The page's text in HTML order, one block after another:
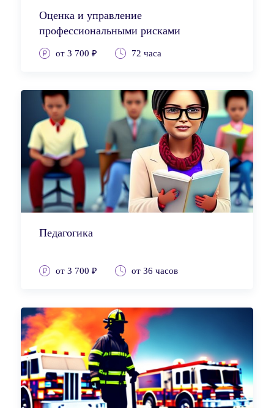
Оценка и управление
профессиональными рисками
от 3 700 ₽ 72 часа
Педагогика
от 3 700 ₽ от 36 часов